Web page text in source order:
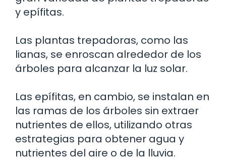
y epífitas.
Las plantas trepadoras, como las
lianas, se enroscan alrededor de los
árboles para alcanzar la luz solar.
Las epífitas, en cambio, se instalan en
las ramas de los árboles sin extraer
nutrientes de ellos, utilizando otras
estrategias para obtener agua y
nutrientes del aire o de la lluvia.